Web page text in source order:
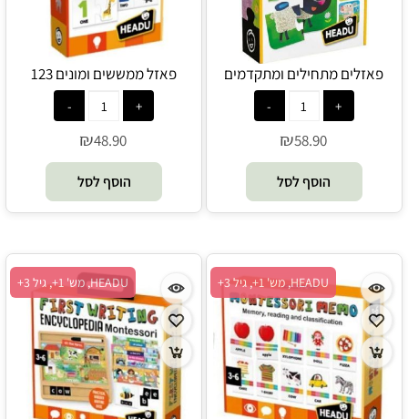
פאזלים מתחילים ומתקדמים
בשלבים דגם חיות החווה - HEADU
₪58.90
הוסף לסל
פאזל ממששים ומונים 123
(מונטסורי) - HEADU
₪48.90
הוסף לסל
HEADU, מש' 1+, גיל 3+ HEADU, מש' 1+, גיל 3+